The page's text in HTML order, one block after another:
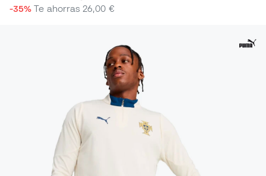
-35% Te ahorras 26,00 €